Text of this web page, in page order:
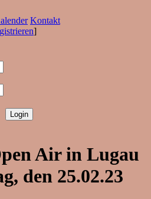
Kontakt
]
Air in Lugau
den 25.02.23